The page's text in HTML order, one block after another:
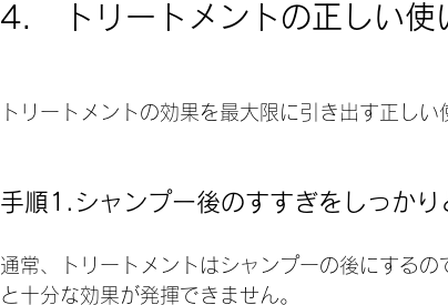
4.　トリートメントの正しい使
トリートメントの効果を最大限に引き出す正しい
手順1.シャンプー後のすすぎをしっかり
通常、トリートメントはシャンプーの後にする
と十分な効果が発揮できません。